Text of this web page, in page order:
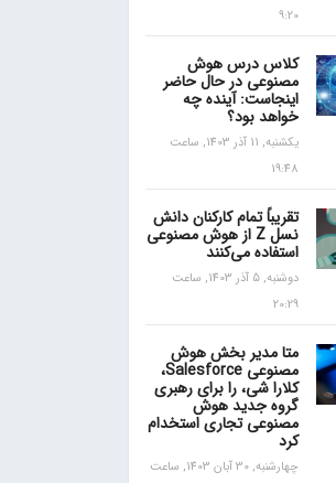
9:20
کلاس درس هوش
مصنوعی در حال حاضر
اینجاست: آینده چه
خواهد بود؟
یکشنبه, 11 آذر 1403, ساعت
19:48
تقریباً تمام کارکنان دانش
نسل Z از هوش مصنوعی
استفاده می‌کنند
دوشنبه, 5 آذر 1403, ساعت
20:29
متا مدیر بخش هوش
مصنوعی Salesforce،
کلارا شی، را برای رهبری
گروه جدید هوش
مصنوعی تجاری استخدام
کرد
چهارشنبه, 30 آبان 1403, ساعت